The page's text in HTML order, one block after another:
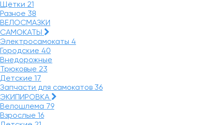
Щётки 21
Разное 38
ВЕЛОСМАЗКИ
САМОКАТЫ
Электросамокаты 4
Городские 40
Внедорожные
Трюковые 23
Детские 17
Запчасти для самокатов 36
ЭКИПИРОВКА
Велошлема 79
Взрослые 16